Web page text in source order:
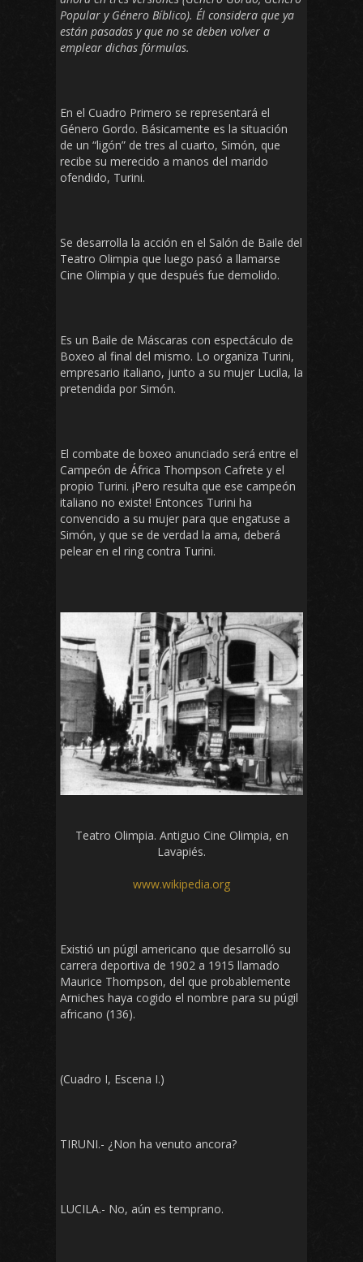
Popular y Género Bíblico). Él considera que ya
están pasadas y que no se deben volver a
emplear dichas fórmulas.
En el Cuadro Primero se representará el
Género Gordo. Básicamente es la situación
de un “ligón” de tres al cuarto, Simón, que
recibe su merecido a manos del marido
ofendido, Turini.
Se desarrolla la acción en el Salón de Baile del
Teatro Olimpia que luego pasó a llamarse
Cine Olimpia y que después fue demolido.
Es un Baile de Máscaras con espectáculo de
Boxeo al final del mismo. Lo organiza Turini,
empresario italiano, junto a su mujer Lucila, la
pretendida por Simón.
El combate de boxeo anunciado será entre el
Campeón de África Thompson Cafrete y el
propio Turini. ¡Pero resulta que ese campeón
italiano no existe! Entonces Turini ha
convencido a su mujer para que engatuse a
Simón, y que se de verdad la ama, deberá
pelear en el ring contra Turini.
Teatro Olimpia. Antiguo Cine Olimpia, en
Lavapiés.
www.wikipedia.org
Existió un púgil americano que desarrolló su
carrera deportiva de 1902 a 1915 llamado
Maurice Thompson, del que probablemente
Arniches haya cogido el nombre para su púgil
africano (136).
(Cuadro I, Escena I.)
TIRUNI.- ¿Non ha venuto ancora?
LUCILA.- No, aún es temprano.